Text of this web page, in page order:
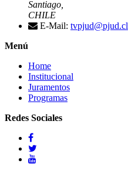
Santiago,
CHILE
E-Mail: tvpjud@pjud.cl
Menú
Home
Institucional
Juramentos
Programas
Redes Sociales